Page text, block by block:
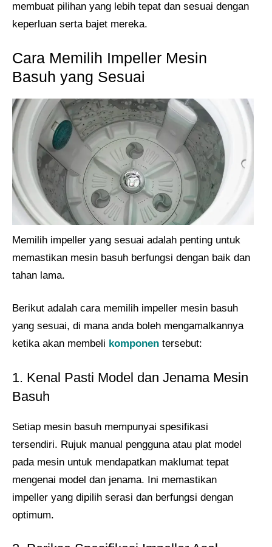
membuat pilihan yang lebih tepat dan sesuai dengan
keperluan serta bajet mereka.
Cara Memilih Impeller Mesin
Basuh yang Sesuai
Memilih impeller yang sesuai adalah penting untuk
memastikan mesin basuh berfungsi dengan baik dan
tahan lama.
Berikut adalah cara memilih impeller mesin basuh
yang sesuai, di mana anda boleh mengamalkannya
ketika akan membeli komponen tersebut:
1. Kenal Pasti Model dan Jenama Mesin
Basuh
Setiap mesin basuh mempunyai spesifikasi
tersendiri. Rujuk manual pengguna atau plat model
pada mesin untuk mendapatkan maklumat tepat
mengenai model dan jenama. Ini memastikan
impeller yang dipilih serasi dan berfungsi dengan
optimum.